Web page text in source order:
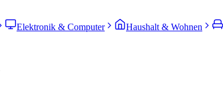
Elektronik & Computer Haushalt & Wohnen